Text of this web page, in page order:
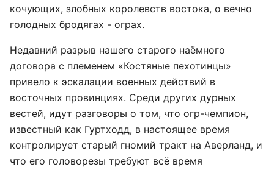
кочующих, злобных королевств востока, о вечно
голодных бродягах - ограх.
Недавний разрыв нашего старого наёмного
договора с племенем «Костяные пехотинцы»
привело к эскалации военных действий в
восточных провинциях. Среди других дурных
вестей, идут разговоры о том, что огр-чемпион,
известный как Гуртходд, в настоящее время
контролирует старый гномий тракт на Аверланд, и
что его головорезы требуют всё время